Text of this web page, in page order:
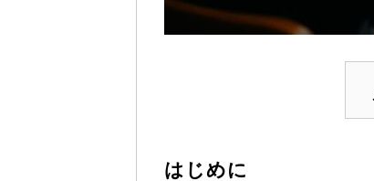
はじめに